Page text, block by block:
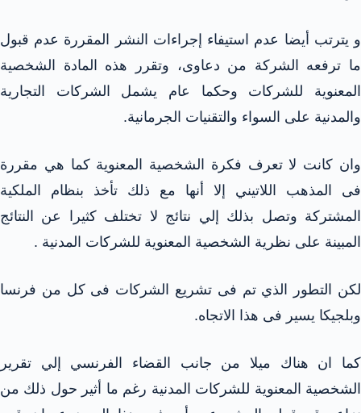
و يترتب أيضا عدم استيفاء إجراءات النشر المقررة عدم قبول
ما ترفعه الشركة من دعاوى، وتقرر هذه المادة الشخصية
المعنوية للشركات وحكما عام يشمل الشركات التجارية
والمدنية على السواء والتقنيات الجرمانية.
وان كانت لا تعرف فكرة الشخصية المعنوية كما هي مقررة
فى المذهب اللاتيني إلا أنها مع ذلك تأخذ بنظام الملكية
المشتركة وتصل بذلك إلي نتائج لا تختلف كثيرا عن النتائج
المبينة على نظرية الشخصية المعنوية للشركات المدنية .
لكن التطور الذي تم فى تشريع الشركات فى كل من فرنسا
وبلجيكا يسير فى هذا الاتجاه.
كما ان هناك ميلا من جانب القضاء الفرنسي إلي تقرير
الشخصية المعنوية للشركات المدنية رغم ما أثير حول ذلك من